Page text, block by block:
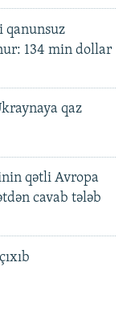
qanunsuz
134 min dollar
qaz
qətli Avropa
cavab tələb